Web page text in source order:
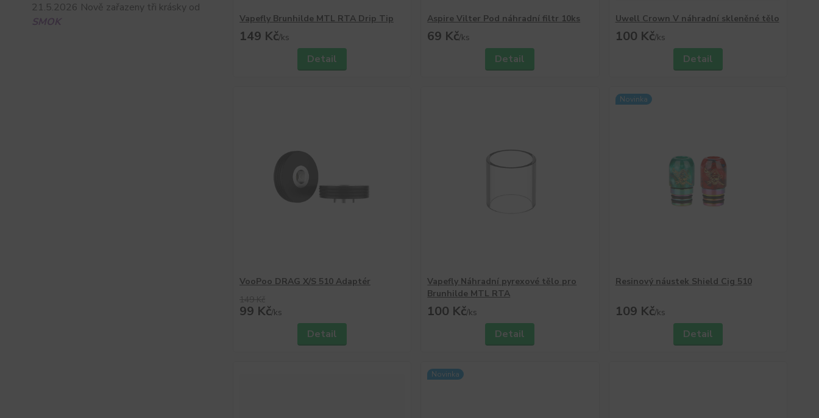
21.5.2026 Nově zařazeny tři krásky od
SMOK
Vapefly Brunhilde MTL RTA Drip Tip
149 Kč/ks
Detail
Aspire Vilter Pod náhradní filtr 10ks
69 Kč/ks
Detail
Uwell Crown V náhradní skleněné tělo
100 Kč/ks
Detail
VooPoo DRAG X/S 510 Adaptér
99 Kč/ks
Detail
Vapefly Náhradní pyrexové tělo pro
Brunhilde MTL RTA
100 Kč/ks
Detail
Novinka
Resinový náustek Shield Cig 510
109 Kč/ks
Detail
Novinka